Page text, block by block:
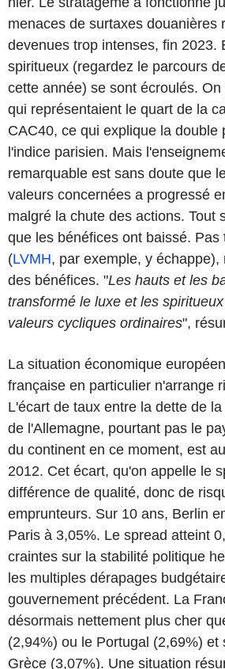
menaces de surtaxes douanières
devenues trop intenses, fin 2023.
spiritueux (regardez le parcours
cette année) se sont écroulés.
qui représentaient le quart de la
CAC40, ce qui explique la double
l'indice parisien. Mais
remarquable est sans doute que
valeurs concernées a progressé
malgré la chute des actions. Tout
que les bénéfices ont baissé. Pas
(LVMH, par exemple, y
des bénéfices. "Les hauts et les
transformé le luxe et les
valeurs cycliques ordinaires",
La situation économique
française en particulier n'arrange
L'écart de taux entre la dette de
de l'Allemagne, pourtant pas le
du continent en ce moment, est
2012. Cet écart, qu'on appelle le
différence de qualité, donc de
emprunteurs. Sur 10 ans, Berlin
Paris à 3,05%. Le spread atteint
craintes sur la stabilité politique
les multiples dérapages
gouvernement précédent. La
désormais nettement plus cher
(2,94%) ou le Portugal (2,69%) et
Grèce (3,07%). Une situation